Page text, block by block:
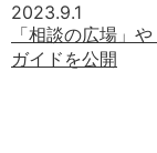
2023.9.1
「相談の広場」
ガイドを公開